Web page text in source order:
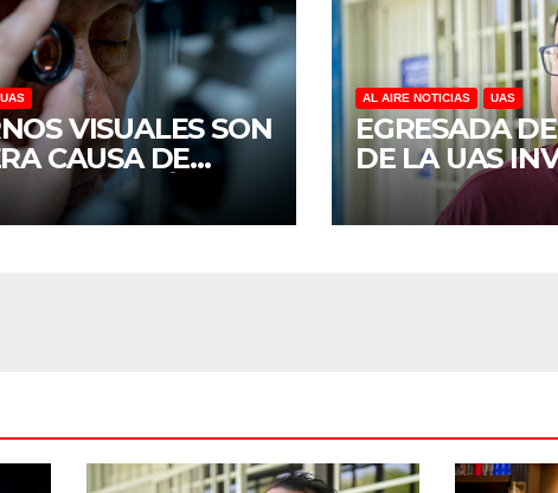
UAS
VISUALES SON
CAUSA DE
EN MÉXICO,
DEL
AL AIRE NOTICIAS UAS
EGRESADA
DE LA UAS
DUELO